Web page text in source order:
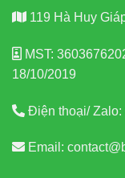
119 Hà Huy
MST:
18/10/2019
Điện thoại/ Zalo:
Email: